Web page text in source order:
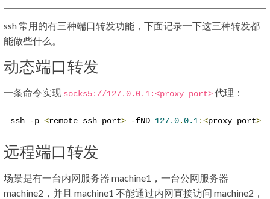
ssh 常用的有三种端口转发功能，下面记录一下这三种转发都
能做些什么。
动态端口转发
一条命令实现 socks5: //127.0.0.1:<proxy_port>代理：
ssh -p <remote_ssh_port> -fND 127.0.0.1:<proxy_port>
远程端口转发
场景是有一台内网服务器 machine1，一台公网服务器
machine2，并且 machine1 不能通过内网直接访问 machine2，